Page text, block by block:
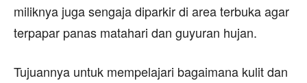
miliknya juga sengaja diparkir di area terbuka agar
terpapar panas matahari dan guyuran hujan.
Tujuannya untuk mempelajari bagaimana kulit dan